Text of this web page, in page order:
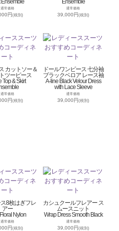
通常価格
円(税別)
通常価格
39,000円(税別)
カットソー＆
ツーピース
Top & Skirt
通常価格
円(税別)
ドールワンピース 七分袖
ブラックベロア レース袖
A-line Black Velour Dress
with Lace Sleeve
通常価格
39,000円(税別)
8枚はぎフレ
アー
Nylon
通常価格
円(税別)
カシュクールフレアー ス
ムースニット
Wrap Dress Smooth Black
通常価格
39,000円(税別)